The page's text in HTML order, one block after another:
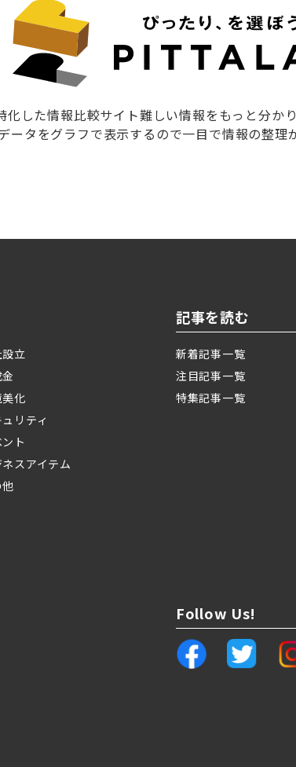
した情報比較サイト難しい情報をもっと分かり
ータをグラフで表示するので一目で情報の整理
立
化
リティ
ト
スアイテム
記事を読む
新着記事一覧
注目記事一覧
特集記事一覧
Follow Us!